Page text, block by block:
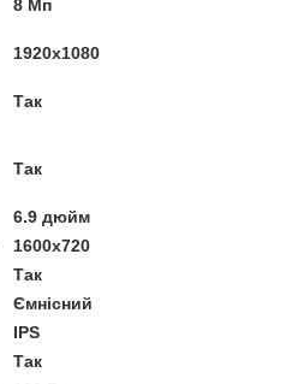
8 Мп
1920x1080
Так
Так
6.9 дюйм
1600x720
Так
Ємнісний
IPS
Так